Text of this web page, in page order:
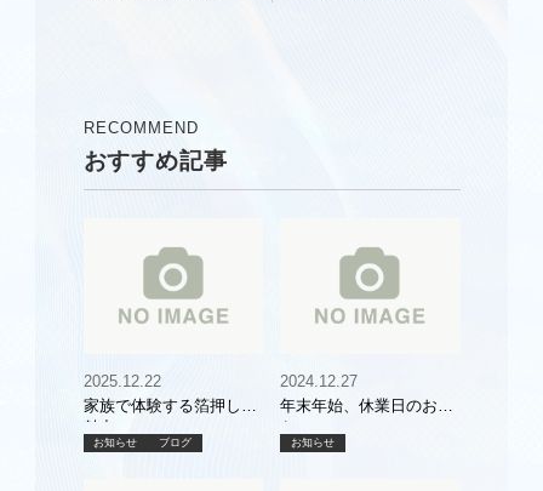
RECOMMEND
おすすめ記事
家族で体験する箔押しの
魅力
2025.12.22
お知らせ ブログ
年末年始、休業日のお知
らせ
2024.12.27
お知らせ